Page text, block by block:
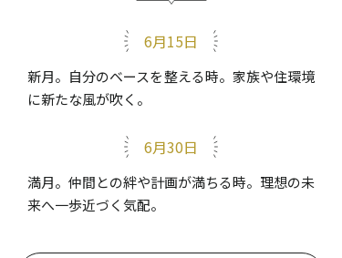
6月15日
新月。自分のベースを整える時。家族や住環境
に新たな風が吹く。
6月30日
満月。仲間との絆や計画が満ちる時。理想の未
来へ一歩近づく気配。